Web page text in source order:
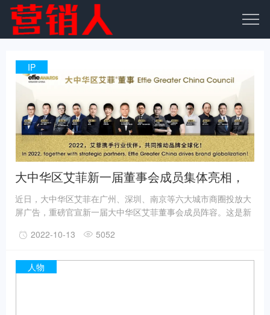
IP
大中华区艾菲新一届董事会成员集体亮相，
多元共创推动品牌全球化！
近日，大中华区艾菲在广州、深圳、南京等六大城市商圈投放大
屏广告，重磅官宣新一届大中华区艾菲董事会成员阵容。这是新
中国本土市场实践经验，更有全球视野与管理思维，将为奖项运
2022-10-13 5052
人物